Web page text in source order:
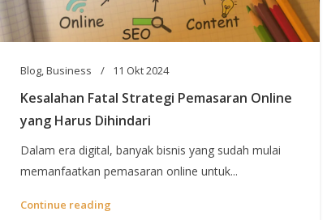
Blog,Business 11 Okt 2024
Kesalahan Fatal Strategi Pemasaran Online
yang Harus Dihindari
Dalam era digital, banyak bisnis yang sudah mulai
memanfaatkan pemasaran online untuk...
Continue reading